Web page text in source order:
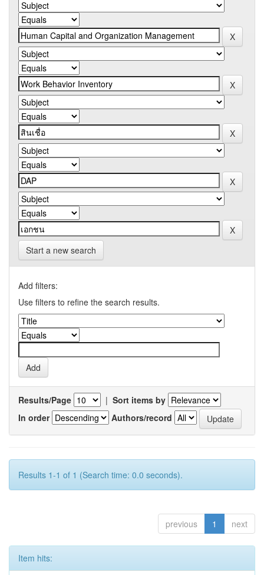
Start a new search
Add filters:
Use filters to refine the search results.
Results/Page | Sort items by
In order
Authors/record
Results 1-1 of 1 (Search time: 0.0 seconds).
previous 1 next
Item hits: